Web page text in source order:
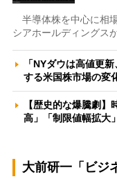
半導体株を中心に相
シアホールディングス
「NYダウは高値更
する米国株市場の
【歴史的な爆騰劇
高」「制限値幅拡
大前研一「ビジ